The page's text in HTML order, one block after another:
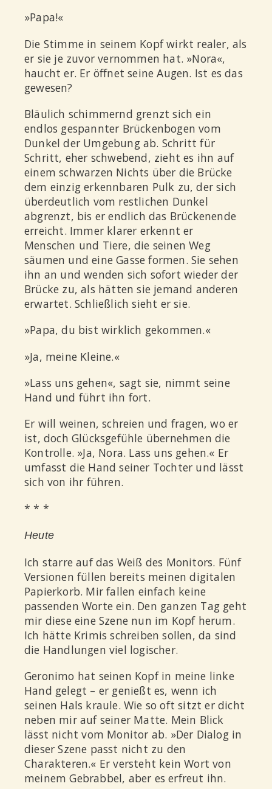
»Papa!«
Die Stimme in seinem Kopf wirkt realer, als
er sie je zuvor vernommen hat. »Nora«,
haucht er. Er öffnet seine Augen. Ist es das
gewesen?
Bläulich schimmernd grenzt sich ein
endlos gespannter Brückenbogen vom
Dunkel der Umgebung ab. Schritt für
Schritt, eher schwebend, zieht es ihn auf
einem schwarzen Nichts über die Brücke
dem einzig erkennbaren Pulk zu, der sich
überdeutlich vom restlichen Dunkel
abgrenzt, bis er endlich das Brückenende
erreicht. Immer klarer erkennt er
Menschen und Tiere, die seinen Weg
säumen und eine Gasse formen. Sie sehen
ihn an und wenden sich sofort wieder der
Brücke zu, als hätten sie jemand anderen
erwartet. Schließlich sieht er sie.
»Papa, du bist wirklich gekommen.«
»Ja, meine Kleine.«
»Lass uns gehen«, sagt sie, nimmt seine
Hand und führt ihn fort.
Er will weinen, schreien und fragen, wo er
ist, doch Glücksgefühle übernehmen die
Kontrolle. »Ja, Nora. Lass uns gehen.« Er
umfasst die Hand seiner Tochter und lässt
sich von ihr führen.
* * *
Heute
Ich starre auf das Weiß des Monitors. Fünf
Versionen füllen bereits meinen digitalen
Papierkorb. Mir fallen einfach keine
passenden Worte ein. Den ganzen Tag geht
mir diese eine Szene nun im Kopf herum.
Ich hätte Krimis schreiben sollen, da sind
die Handlungen viel logischer.
Geronimo hat seinen Kopf in meine linke
Hand gelegt – er genießt es, wenn ich
seinen Hals kraule. Wie so oft sitzt er dicht
neben mir auf seiner Matte. Mein Blick
lässt nicht vom Monitor ab. »Der Dialog in
dieser Szene passt nicht zu den
Charakteren.« Er versteht kein Wort von
meinem Gebrabbel, aber es erfreut ihn.